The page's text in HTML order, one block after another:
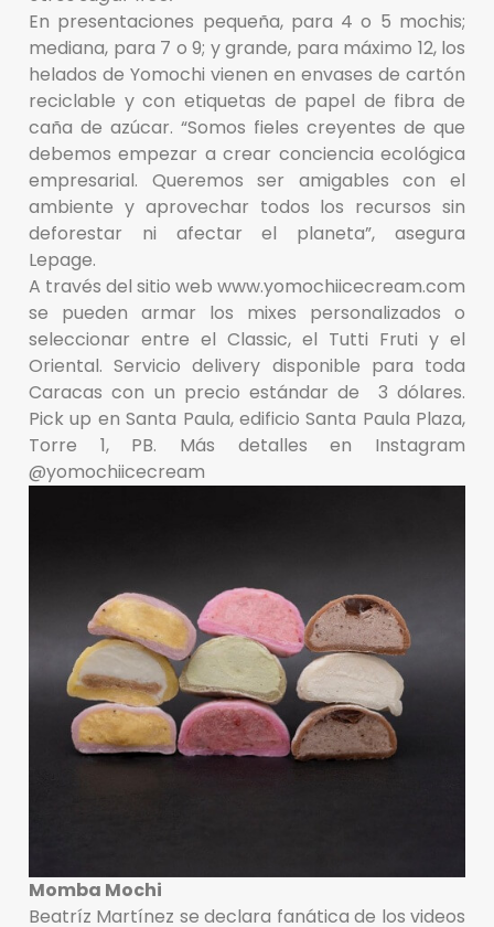
En presentaciones pequeña, para 4 o 5 mochis;
mediana, para 7 o 9; y grande, para máximo 12, los
helados de Yomochi vienen en envases de cartón
reciclable y con etiquetas de papel de fibra de
caña de azúcar. “Somos fieles creyentes de que
debemos empezar a crear conciencia ecológica
empresarial. Queremos ser amigables con el
ambiente y aprovechar todos los recursos sin
deforestar ni afectar el planeta”, asegura
Lepage.
A través del sitio web www.yomochiicecream.com
se pueden armar los mixes personalizados o
seleccionar entre el Classic, el Tutti Fruti y el
Oriental. Servicio delivery disponible para toda
Caracas con un precio estándar de 3 dólares.
Pick up en Santa Paula, edificio Santa Paula Plaza,
Torre 1, PB. Más detalles en Instagram
@yomochiicecream
Momba Mochi
Beatríz Martínez se declara fanática de los videos